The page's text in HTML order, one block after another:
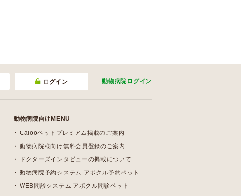
ログイン 動物病院 ログイン
動物病院向けMENU
Calooペットプレミアム掲載のご案内
動物病院様向け無料会員登録のご案内
ドクターズインタビューの掲載について
動物病院予約システム アポクル予約ペット
WEB問診システム アポクル問診ペット